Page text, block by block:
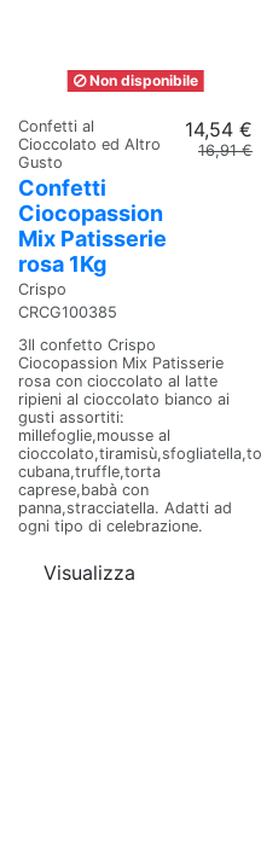
Non disponibile
Confetti al
Cioccolato ed Altro
Gusto
Confetti
Ciocopassion
Mix Patisserie
rosa 1Kg
Crispo
CRCG100385
14,54 €
16,91 €
3Il confetto Crispo
Ciocopassion Mix Patisserie
rosa con cioccolato al latte
ripieni al cioccolato bianco ai
gusti assortiti:
millefoglie,mousse al
cubana,truffle,torta
caprese,babà con
panna,stracciatella. Adatti ad
ogni tipo di celebrazione.
Visualizza